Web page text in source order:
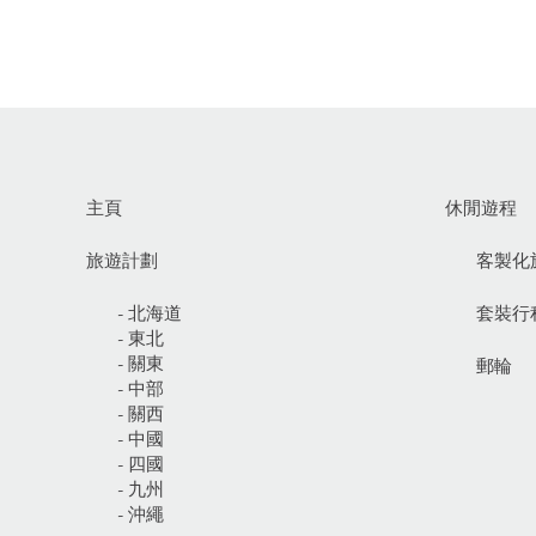
主頁
旅遊計劃
- 北海道
- 東北
- 關東
- 中部
- 關西
- 中國
- 四國
- 九州
- 沖繩
休閒遊程
客製化
套裝行
郵輪